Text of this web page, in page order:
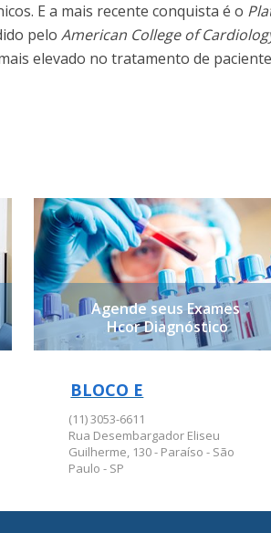
E a mais recente conquista é o
pelo American College of
elevado no tratamento de
Agende seus Exames
Hcor Diagnóstico
BLOCO E
(11) 3053-6611
Rua Desembargador Eliseu
Guilherme, 130 - Paraíso - São
Paulo - SP